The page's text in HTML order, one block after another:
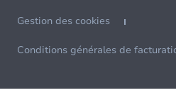
Gestion des cookies
Conditions générales de